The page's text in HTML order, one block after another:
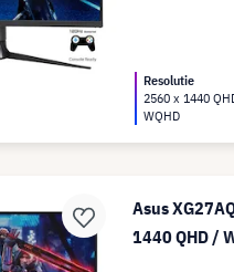
Resolutie
2560 x 1440
WQHD
Asus
1440 QHD /